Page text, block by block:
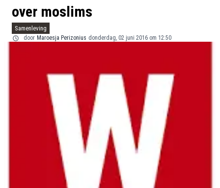
over moslims
Samenleving
door Maroesja Perizonius donderdag, 02 juni 2016 om 12:50